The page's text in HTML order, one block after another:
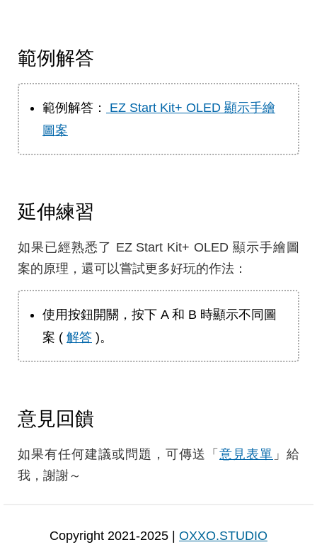
範例解答
範例解答：
EZ Start Kit+ OLED 顯示手繪
圖案
延伸練習
如果已經熟悉了 EZ Start Kit+ OLED 顯示手繪圖
案的原理，還可以嘗試更多好玩的作法：
使用按鈕開關，按下 A 和 B 時顯示不同圖
案 ( 解答 )。
意見回饋
如果有任何建議或問題，可傳送「 意見表單 」給
我，謝謝～
Copyright 2021-2025 | OXXO.STUDIO